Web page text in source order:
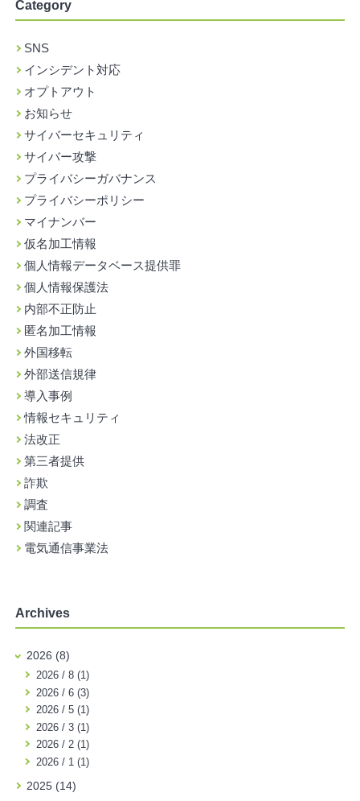
Category
SNS
インシデント対応
オプトアウト
お知らせ
サイバーセキュリティ
サイバー攻撃
プライバシーガバナンス
プライバシーポリシー
マイナンバー
仮名加工情報
個人情報データベース提供罪
個人情報保護法
内部不正防止
匿名加工情報
外国移転
外部送信規律
導入事例
情報セキュリティ
法改正
第三者提供
詐欺
調査
関連記事
電気通信事業法
Archives
2026 (8)
2026 / 8 (1)
2026 / 6 (3)
2026 / 5 (1)
2026 / 3 (1)
2026 / 2 (1)
2026 / 1 (1)
2025 (14)